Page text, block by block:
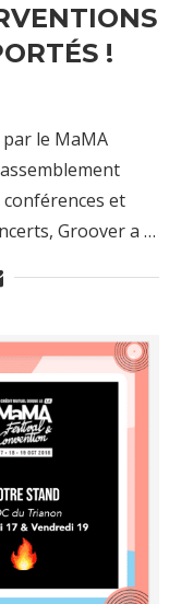
!
le MaMA
et
Groover a …